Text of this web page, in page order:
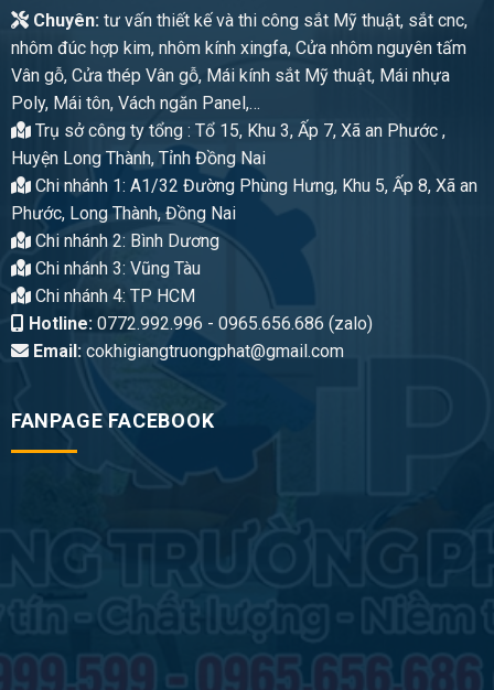
Chuyên:tư vấn thiết kế và thi công sắt Mỹ thuật, sắt cnc,
nhôm đúc hợp kim, nhôm kính xingfa, Cửa nhôm nguyên tấm
Vân gỗ, Cửa thép Vân gỗ, Mái kính sắt Mỹ thuật, Mái nhựa
Poly, Mái tôn, Vách ngăn Panel,…
Trụ sở công ty tổng : Tổ 15, Khu 3, Ấp 7, Xã an Phước ,
Huyện Long Thành, Tỉnh Đồng Nai
Chi nhánh 1: A1/32 Đường Phùng Hưng, Khu 5, Ấp 8, Xã an
Phước, Long Thành, Đồng Nai
Chi nhánh 2: Bình Dương
Chi nhánh 3: Vũng Tàu
Chi nhánh 4: TP HCM
Hotline:0772.992.996 - 0965.656.686 (zalo)
Email:cokhigiangtruongphat@gmail.com
FANPAGE FACEBOOK